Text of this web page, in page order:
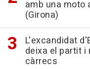
amb una moto
(Girona)
L'excandidat
deixa el partit
càrrecs